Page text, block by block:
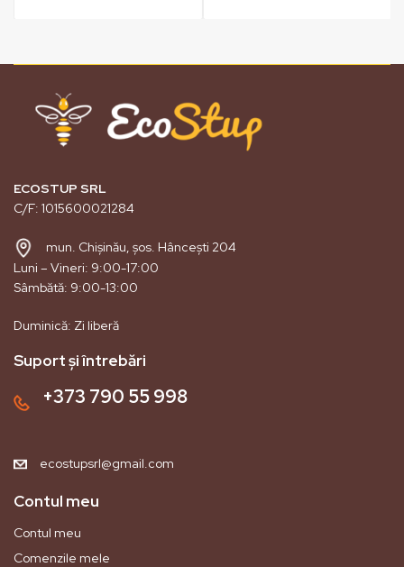
ECOSTUP SRL
C/F: 1015600021284
mun. Chișinău, șos. Hâncești 204
Luni – Vineri: 9:00-17:00
Sâmbătă: 9:00-13:00
Duminică: Zi liberă
Suport și întrebări
+373 790 55 998
ecostupsrl@gmail.com
Contul meu
Contul meu
Comenzile mele